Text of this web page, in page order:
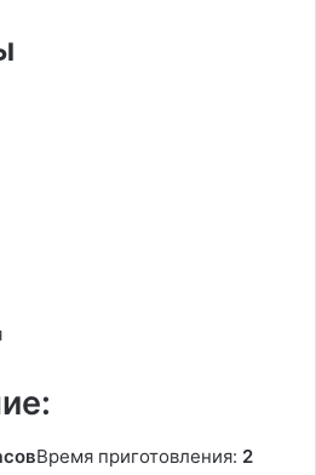
Время приготовления: 2